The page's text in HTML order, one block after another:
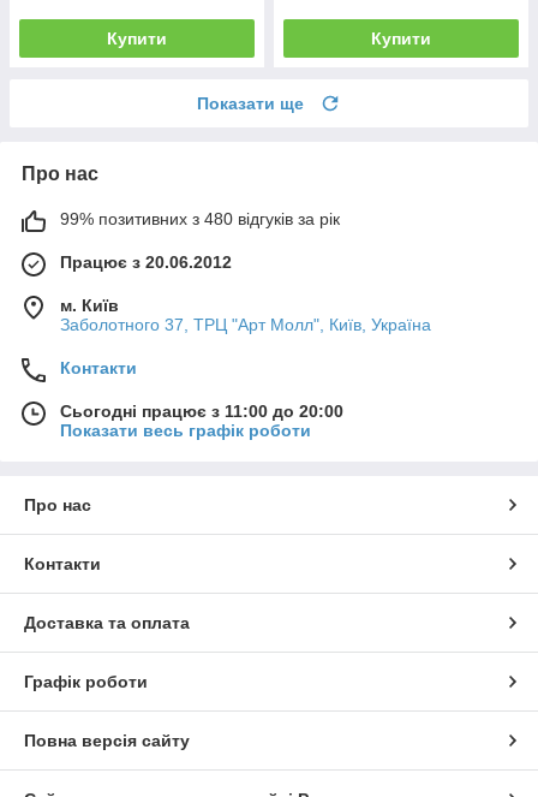
Купити Купити
Показати ще
Про нас
99% позитивних з 480 відгуків за рік
Працює з 20.06.2012
м. Київ
Заболотного 37, ТРЦ "Арт Молл", Київ, Україна
Контакти
Сьогодні працює з 11:00 до 20:00
Показати весь графік роботи
Про нас
Контакти
Доставка та оплата
Графік роботи
Повна версія сайту